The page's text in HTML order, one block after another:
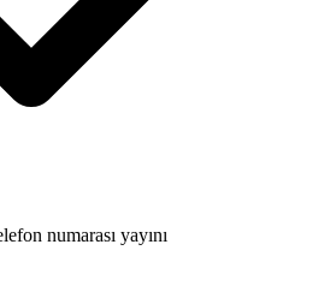
numarası yayını